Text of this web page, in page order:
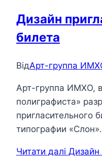
Дизайн
билета
ВідАрт-группа
Арт-группа ИМХО,
полиграфиста»
пригласительного
типографии
Читати далі Дизайн